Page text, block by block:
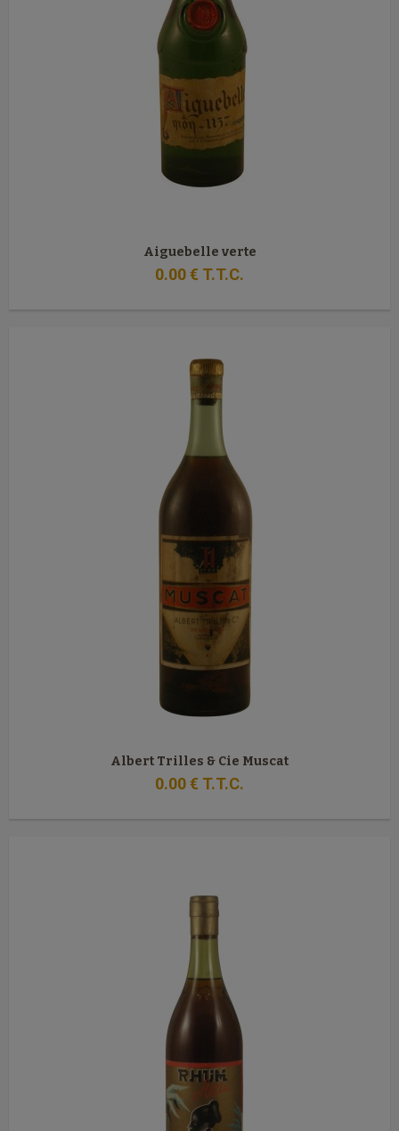
Aiguebelle verte
0.00€ T.T.C.
Albert Trilles & Cie Muscat
0.00€ T.T.C.